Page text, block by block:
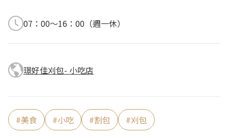
07：00～16：00（週一休）
璟好佳刈包- 小吃店
#美食 #小吃 #割包 #刈包